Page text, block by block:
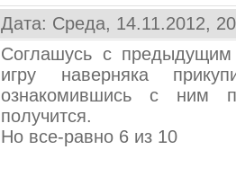
Дата: Среда, 14.11.2012,
Соглашусь с
игру наверняка
ознакомившись с ним
получится.
Но все-равно 6 из 10